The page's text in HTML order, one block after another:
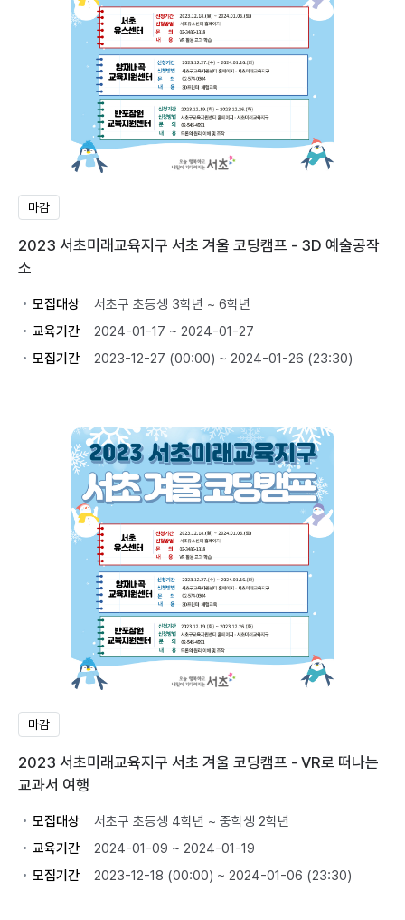
마감
2023 서초미래교육지구 서초 겨울 코딩캠프 - 3D 예술공작
소
모집대상
서초구 초등생 3학년 ~ 6학년
교육기간
2024-01-17 ~ 2024-01-27
모집기간
2023-12-27 (00:00) ~ 2024-01-26 (23:30)
마감
2023 서초미래교육지구 서초 겨울 코딩캠프 - VR로 떠나는
교과서 여행
모집대상
서초구 초등생 4학년 ~ 중학생 2학년
교육기간
2024-01-09 ~ 2024-01-19
모집기간
2023-12-18 (00:00) ~ 2024-01-06 (23:30)